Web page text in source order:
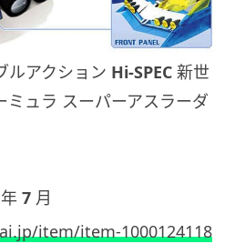
ルアクション Hi-SPEC 新世
ミュラ スーパーアスラーダ
年 7 月
item/item-1000124118